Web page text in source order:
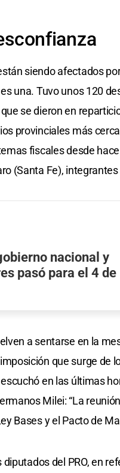
siendo afectados
una. Tuvo unos 120
se dieron en
provinciales más
fiscales desde
(Santa Fe),
nacional y
pasó para el 4 de
a sentarse en la
que surge de
en las últimas
Milei: “La
Bases y el Pacto de
del PRO, en